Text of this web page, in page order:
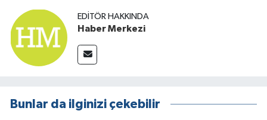
EDITÖR HAKKINDA
Haber Merkezi
Bunlar da ilginizi çekebilir